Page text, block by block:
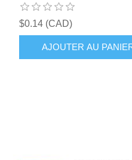
$0.14 (CAD)
AJOUTER AU